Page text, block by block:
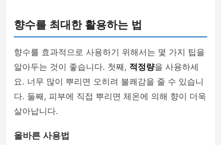
향수를 최대한 활용하는 법
향수를 효과적으로 사용하기 위해서는 몇 가지 팁을
알아두는 것이 좋습니다. 첫째, 적정량을 사용하세
요. 너무 많이 뿌리면 오히려 불쾌감을 줄 수 있습니
다. 둘째, 피부에 직접 뿌리면 체온에 의해 향이 더욱
살아납니다.
올바른 사용법